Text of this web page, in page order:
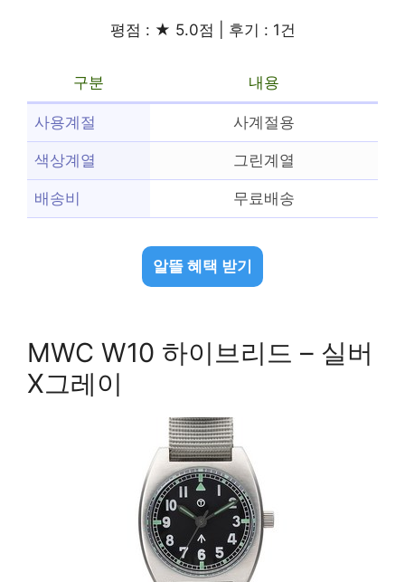
평점 : ★ 5.0점 | 후기 : 1건
구분 내용
사용계절 사계절용
색상계열 그린계열
배송비 무료배송
알뜰 혜택 받기
MWC W10 하이브리드 – 실버
X그레이